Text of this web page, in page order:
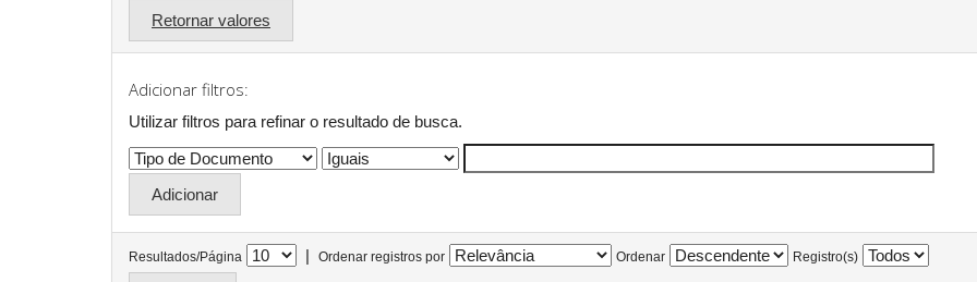
Retornar valores
Adicionar filtros:
Utilizar filtros para refinar o resultado de busca.
Resultados/Página | Ordenar registros por Ordenar Registro(s)